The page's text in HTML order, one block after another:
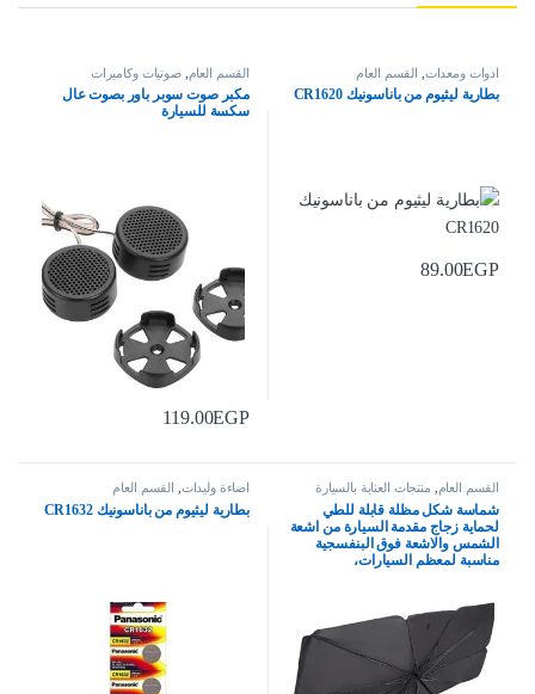
ادوات ومعدات القسم العام
بطارية ليثيوم من باناسونيك CR1620
89.00EGP
القسم العام ,صوتيات وكاميرات
مكبر صوت سوبر باور بصوت عال
سكسة للسيارة
119.00EGP
القسم العام منتجات العناية بالسيارة
شماسة شكل مظلة قابلة للطي
لحماية زجاج مقدمة السيارة من اشعة
الشمس والاشعة فوق البنفسجية
مناسبة لمعظم السيارات،
اضاءة وليدات القسم العام
بطارية ليثيوم من باناسونيك CR1632